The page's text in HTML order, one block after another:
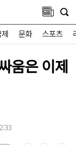
문화 스포츠
움은 이제